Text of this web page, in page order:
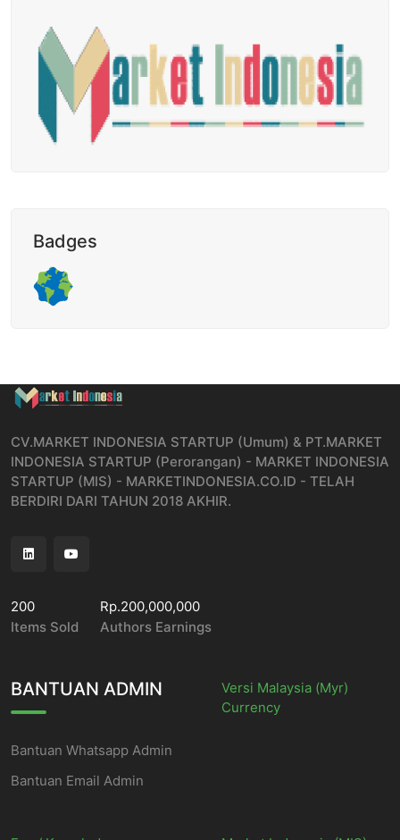
Badges
CV.MARKET INDONESIA STARTUP (Umum) & PT.MARKET
INDONESIA STARTUP (Perorangan) - MARKET INDONESIA
STARTUP (MIS) - MARKETINDONESIA.CO.ID - TELAH
BERDIRI DARI TAHUN 2018 AKHIR.
200
Items Sold
Rp.200,000,000
Authors Earnings
BANTUAN ADMIN
Bantuan Whatsapp Admin
Bantuan Email Admin
Versi Malaysia (Myr)
Currency